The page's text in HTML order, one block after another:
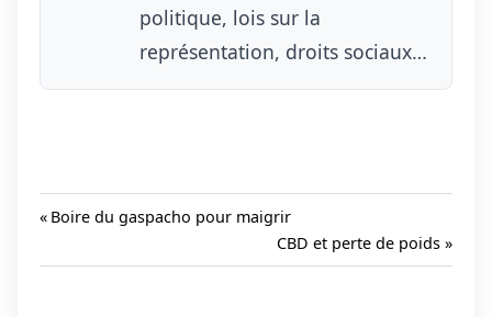
politique, lois sur la
représentation, droits sociaux…
Minceur
Navigation
Previous
Boire du gaspacho pour maigrir
Next
Post:
CBD et perte de poids